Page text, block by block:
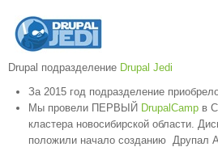
Drupal подразделение Drupal Jedi
За 2015 год подразделение
Мы провели ПЕРВЫЙ DrupalCamp в
кластера новосибирской области.
положили начало созданию Друпал